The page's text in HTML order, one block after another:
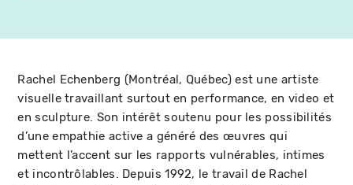
Rachel Echenberg (Montréal, Québec) est une artiste
visuelle travaillant surtout en performance, en video et
en sculpture. Son intérêt soutenu pour les possibilités
d’une empathie active a généré des œuvres qui
mettent l’accent sur les rapports vulnérables, intimes
et incontrôlables. Depuis 1992, le travail de Rachel